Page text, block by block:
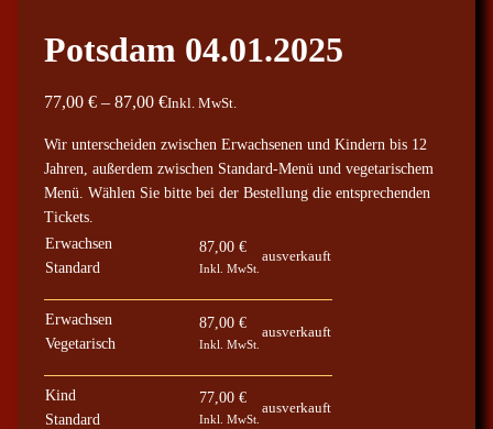
Potsdam 04.01.2025
77,00 € – 87,00 €P
e
e
Inkl. MwSt.
Wir unterscheiden zwischen Erwachsenen und Kindern bis 12
Jahren, außerdem zwischen Standard-Menü und vegetarischem
Menü. Wählen Sie bitte bei der Bestellung die entsprechenden
Tickets.
Erwachsen
Standard
87,00 €
Inkl. MwSt.
ausverkauft
Erwachsen
Vegetarisch
87,00 €
Inkl. MwSt.
ausverkauft
Kind
Standard
77,00 €
Inkl. MwSt.
ausverkauft